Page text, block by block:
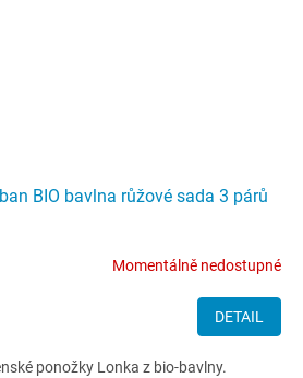
BIO bavlna růžové sada 3 párů
Momentálně nedostupné
DETAIL
ponožky Lonka z bio-bavlny.